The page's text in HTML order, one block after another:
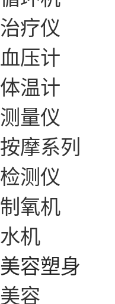
治疗仪
血压计
体温计
测量仪
按摩系列
检测仪
制氧机
水机
美容塑身
美容